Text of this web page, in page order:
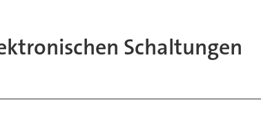
Schaltungen